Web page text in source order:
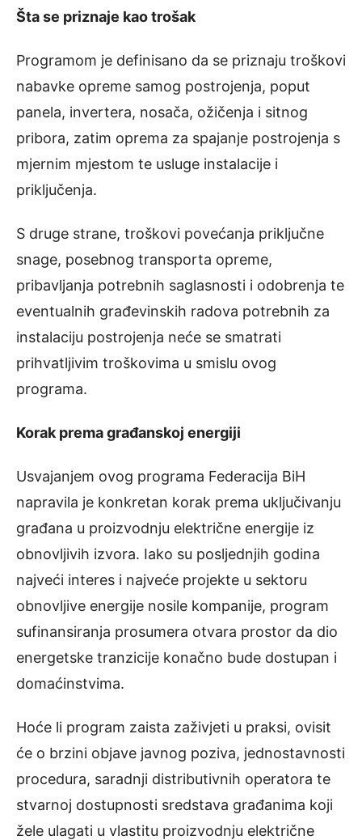
Šta se priznaje kao trošak
Programom je definisano da se priznaju troškovi
nabavke opreme samog postrojenja, poput
panela, invertera, nosača, ožičenja i sitnog
pribora, zatim oprema za spajanje postrojenja s
mjernim mjestom te usluge instalacije i
priključenja.
S druge strane, troškovi povećanja priključne
snage, posebnog transporta opreme,
pribavljanja potrebnih saglasnosti i odobrenja te
eventualnih građevinskih radova potrebnih za
instalaciju postrojenja neće se smatrati
prihvatljivim troškovima u smislu ovog
programa.
Korak prema građanskoj energiji
Usvajanjem ovog programa Federacija BiH
napravila je konkretan korak prema uključivanju
građana u proizvodnju električne energije iz
obnovljivih izvora. Iako su posljednjih godina
najveći interes i najveće projekte u sektoru
obnovljive energije nosile kompanije, program
sufinansiranja prosumera otvara prostor da dio
energetske tranzicije konačno bude dostupan i
domaćinstvima.
Hoće li program zaista zaživjeti u praksi, ovisit
će o brzini objave javnog poziva, jednostavnosti
procedura, saradnji distributivnih operatora te
stvarnoj dostupnosti sredstava građanima koji
žele ulagati u vlastitu proizvodnju električne